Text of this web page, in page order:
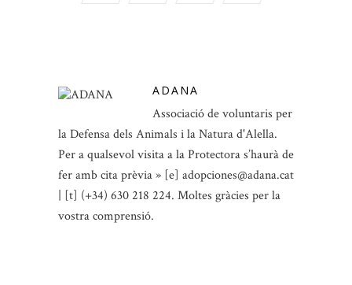
ADANA
Associació de voluntaris per
la Defensa dels Animals i la Natura d'Alella.
Per a qualsevol visita a la Protectora s’haurà de
fer amb cita prèvia » [e] adopciones@adana.cat
| [t] (+34) 630 218 224. Moltes gràcies per la
vostra comprensió.